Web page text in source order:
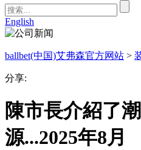
English
ballbet(中国)艾弗森官方网站 >
分享:
陳市長介紹了
源...2025年8月